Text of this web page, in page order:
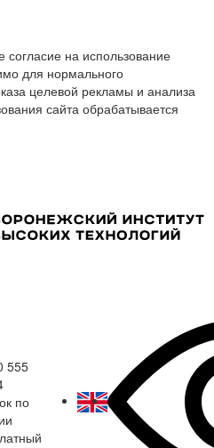
на использование
для нормального
целевой рекламы и анализа
сайта обрабатывается
555
по